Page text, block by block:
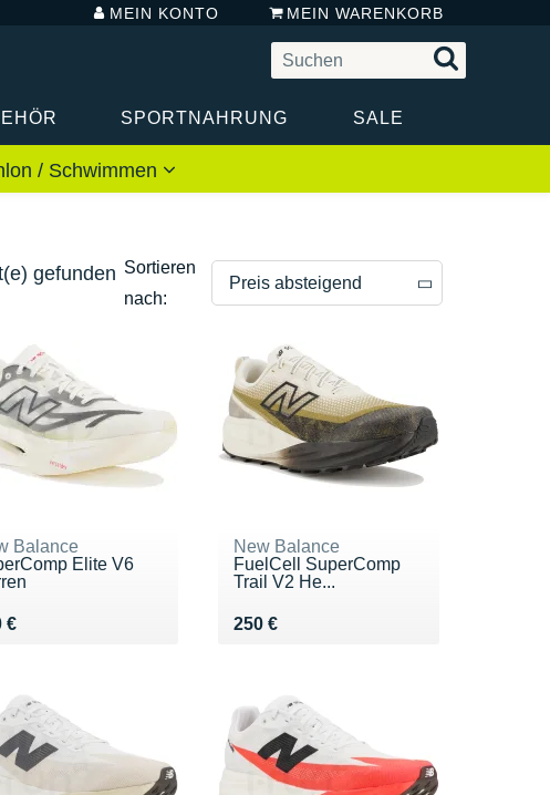
MEIN KONTO MEIN WARENKORB
SPORTNAHRUNG SALE
/ Schwimmen
gefunden Sortieren
nach:
Preis absteigend
Preis aufsteigend
Balance
Elite V6
€ 280 €
New Balance
FuelCell SuperComp
Trail V2 He...
250 €
Vendu 250 €